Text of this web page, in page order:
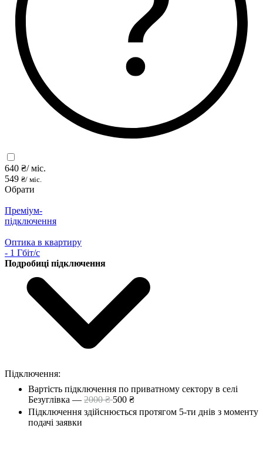
640 ₴/ міс.
549 ₴/ міс.
Обрати
Преміум-
підключення
Оптика в квартиру
- 1 Гбіт/с
Подробиці підключення
Підключення:
Вартість підключення по приватному сектору в селі
Безуглівка — 2000 ₴500 ₴
Підключення здійснюється протягом 5-ти днів з моменту
подачі заявки